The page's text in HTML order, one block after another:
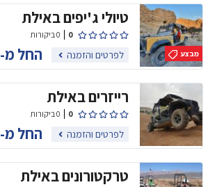
מבצע
טיולי ג'יפים באילת
0 0 ביקורות
לפרטים והזמנה החל מ-
רייזרים באילת
0 0 ביקורות
לפרטים והזמנה החל מ-
טרקטורונים באילת